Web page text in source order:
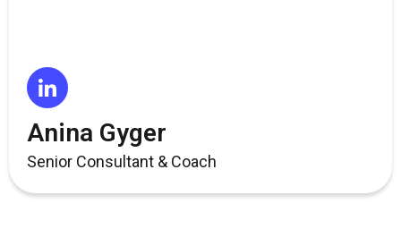
Anina Gyger
Senior Consultant & Coach